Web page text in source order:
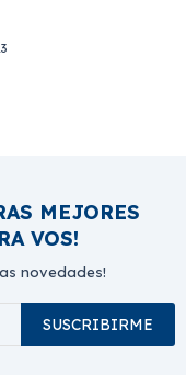
MEJORES
VOS!
novedades!
SUSCRIBIRME